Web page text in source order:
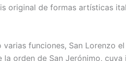
original de formas artísticas
funciones, San Lorenzo
la orden de San Jerónimo,